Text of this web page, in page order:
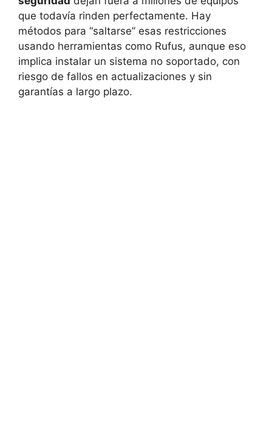
que todavía rinden perfectamente. Hay
métodos para “saltarse” esas restricciones
usando herramientas como Rufus, aunque eso
implica instalar un sistema no soportado, con
riesgo de fallos en actualizaciones y sin
garantías a largo plazo.